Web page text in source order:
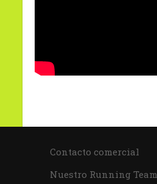
Contacto comercial
Nuestro Running Team